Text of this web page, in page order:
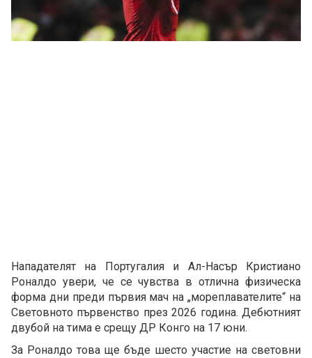
Нападателят на Португалия и Ал-Насър Кристиано
Роналдо увери, че се чувства в отлична физическа
форма дни преди първия мач на „мореплавателите“ на
Световното първенство през 2026 година. Дебютният
двубой на тима е срещу ДР Конго на 17 юни.
За Роналдо това ще бъде шесто участие на световни